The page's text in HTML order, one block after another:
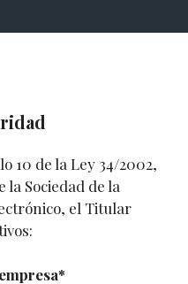
10 de la Ley 34/2002,
la Sociedad de la
el Titular